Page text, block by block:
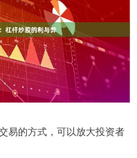
易的方式，可以放大投资者